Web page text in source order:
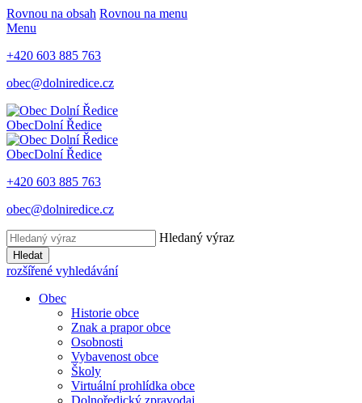
Rovnou na obsah Rovnou na menu
Menu
+420 603 885 763
obec@dolniredice.cz
ObecDolní Ředice
ObecDolní Ředice
+420 603 885 763
obec@dolniredice.cz
Hledaný výraz
Hledat
rozšířené vyhledávání
Obec
Historie obce
Znak a prapor obce
Osobnosti
Vybavenost obce
Školy
Virtuální prohlídka obce
Dolnoředický zpravodaj